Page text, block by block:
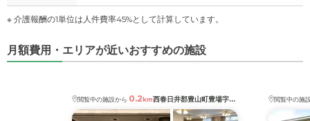
※ 介護報酬の1単位は人件費率45%として計算しています。
月額費用・エリアが近いおすすめの施設
閲覧中の施設から 0.2km 西春日井郡豊山町豊場字志水 閲覧中の施